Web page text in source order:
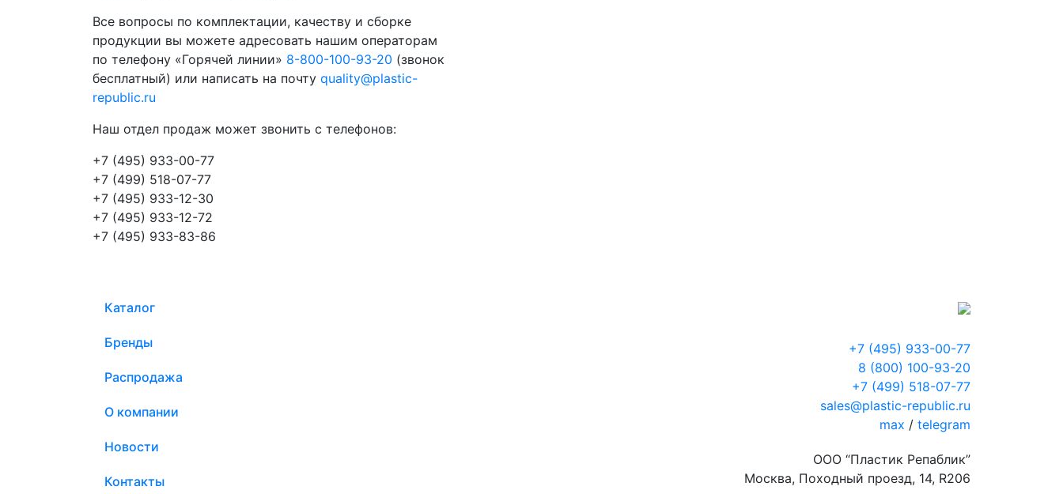
Все вопросы по комплектации, качеству и сборке
продукции вы можете адресовать нашим операторам
по телефону «Горячей линии» 8-800-100-93-20 (звонок
бесплатный) или написать на почту quality@plastic-
republic.ru
Наш отдел продаж может звонить с телефонов:
+7 (495) 933-00-77
+7 (499) 518-07-77
+7 (495) 933-12-30
+7 (495) 933-12-72
+7 (495) 933-83-86
Каталог
Бренды
Распродажа
О компании
Новости
Контакты
+7 (495) 933-00-77
8 (800) 100-93-20
+7 (499) 518-07-77
sales@plastic-republic.ru
max / telegram
ООО “Пластик Репаблик”
Москва, Походный проезд, 14, R206